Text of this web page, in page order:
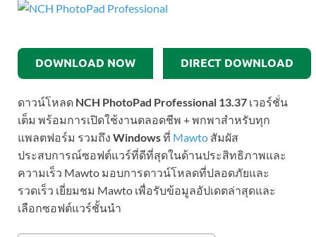
DOWNLOAD NOW DIRECT DOWNLOAD
ดาวน์โหลด NCH PhotoPad Professional 13.37 เวอร์ชั่น
เต็ม พร้อมการเปิดใช้งานตลอดชีพ + พกพาสำหรับทุก
แพลตฟอร์ม รวมถึง Windowsที่ Mawto สัมผัส
ประสบการณ์ซอฟต์แวร์ที่ดีที่สุดในด้านประสิทธิภาพและ
ความเร็ว Mawto มอบการดาวน์โหลดที่ปลอดภัยและ
รวดเร็ว เยี่ยมชม Mawto เพื่อรับข้อมูลอัปเดตล่าสุดและ
เลือกซอฟต์แวร์ชั้นนำ